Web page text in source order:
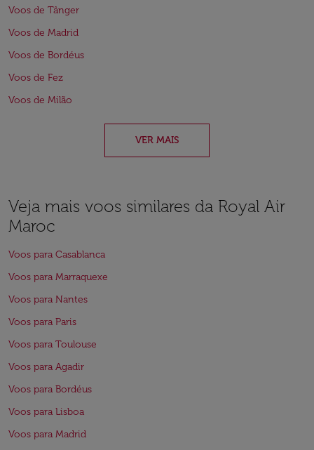
Voos de Tânger
Voos de Madrid
Voos de Bordéus
Voos de Fez
Voos de Milão
VER MAIS
Veja mais voos similares da Royal Air
Maroc
Voos para Casablanca
Voos para Marraquexe
Voos para Nantes
Voos para Paris
Voos para Toulouse
Voos para Agadir
Voos para Bordéus
Voos para Lisboa
Voos para Madrid